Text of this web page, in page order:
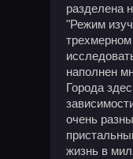
разделена
"Режим
наполнен
Города
очень
жизнь в